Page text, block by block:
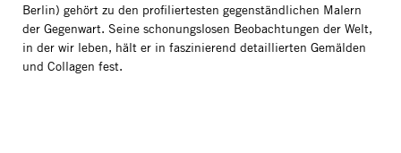
Berlin) gehört zu den profiliertesten gegenständlichen Malern
der Gegenwart. Seine schonungslosen Beobachtungen der Welt,
in der wir leben, hält er in faszinierend detaillierten Gemälden
und Collagen fest.